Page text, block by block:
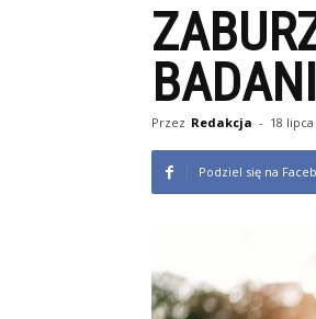
Przez Redakcja - 18 lipca
Podziel się na